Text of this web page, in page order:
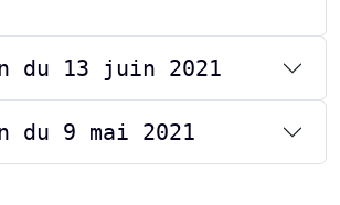
du 13 juin 2021
du 9 mai 2021